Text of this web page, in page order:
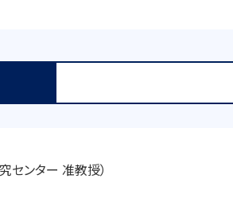
センター 准教授）